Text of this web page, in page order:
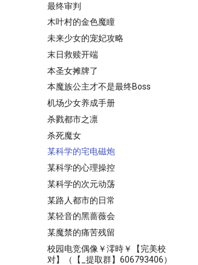
最终审判
木叶村的金色魔瞳
未来少女的宠妃攻略
末日救赎开端
本圣女摊牌了
本魔族公主才不是最终Boss
机场少女养成手册
杀戮都市之凛
杀死魔女
某科学的宅电磁炮
某科学的心理操控
某科学的次元动荡
某路人都市的日常
某轻音的黑蔷薇会
某魔禁的痛苦残留
校园电竞偶像￥澪時￥【完美校
对】（【_提取群】606793406）